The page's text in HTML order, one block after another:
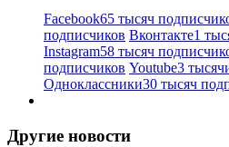
Facebook65 тысяч
подписчиков Вконтакте1
Instagram58 тысяч
подписчиков Youtube3
Одноклассники30 тысяч
Другие новости